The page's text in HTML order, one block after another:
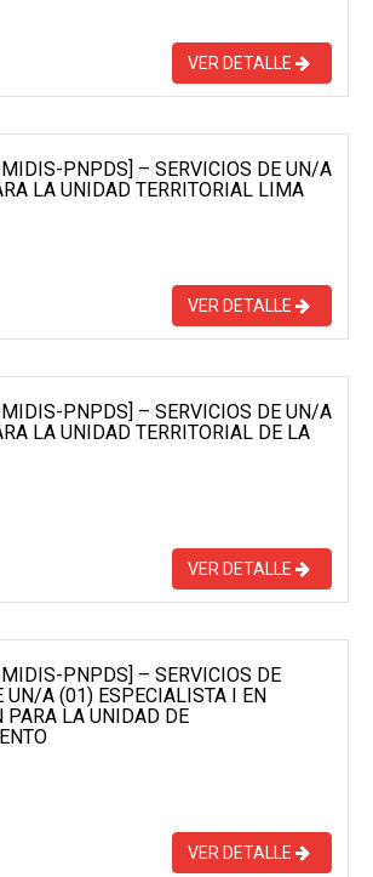
VER DETALLE
PNPDS] – SERVICIOS DE UN/A
LA UNIDAD TERRITORIAL LIMA
VER DETALLE
PNPDS] – SERVICIOS DE UN/A
LA UNIDAD TERRITORIAL DE LA
VER DETALLE
PNPDS] – SERVICIOS DE
UN/A (01) ESPECIALISTA I EN
PARA LA UNIDAD DE
VER DETALLE